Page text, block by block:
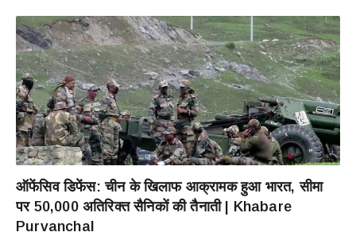
ऑफेंसिव डिफेंस: चीन के खिलाफ आक्रामक हुआ भारत, सीमा
पर 50,000 अतिरिक्त सैनिकों की तैनाती | Khabare
Purvanchal